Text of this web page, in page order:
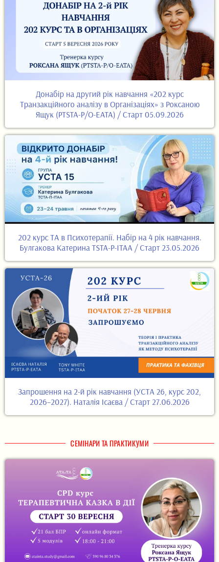
Донабір на другий рік навчання «202 курс
Транзакційного аналізу в Організаціях» з Роксаною
Ящук (PTSTA-P/O-EATA) / Старт 05.09.2026
202 курс ТА в Психотерапії. Набір на 4 рік навчання.
Булгакова Катерина TSTA-P-ITAA / Старт 23.05.2026
Запрошення на 2-й рік навчання (УСТА 26, курс 202,
2026–2027). Наталія Ісаєва / Старт 27.06.2026
СЕМІНАРИ ТА ПРАКТИКУМИ